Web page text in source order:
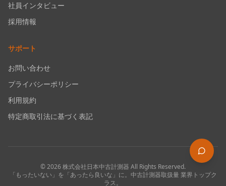
社員インタビュー
採用情報
サポート
お問い合わせ
プライバシーポリシー
利用規約
特定商取引法に基づく表記
©2026株式会社日本中古計測器 All Rights Reserved.
「もったいない」を「あったら良いな」に。中古計測器取扱量 業界トップク
ラス。